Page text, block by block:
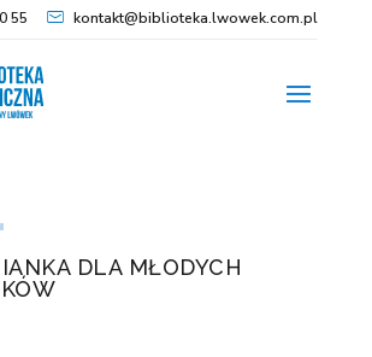
55 kontakt@biblioteka.lwowek.com.pl
DLA MŁODYCH